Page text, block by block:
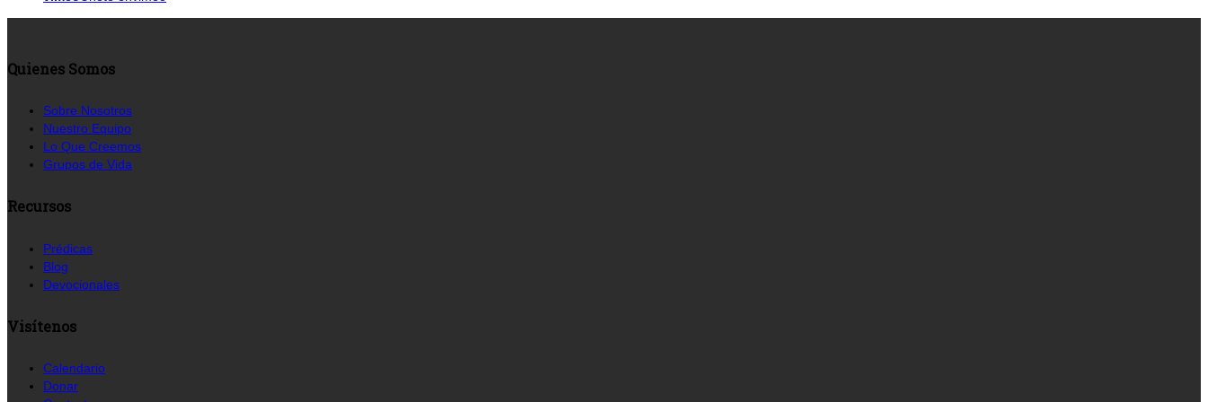
Quienes Somos
Sobre Nosotros
Nuestro Equipo
Lo Que Creemos
Grupos de Vida
Recursos
Prédicas
Blog
Devocionales
Visítenos
Calendario
Donar